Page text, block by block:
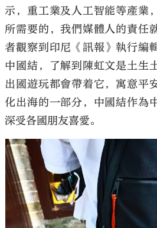
示，重工業及人工智能等產業
所需要的，我們媒體人的責任
者觀察到印尼《訊報》執行編
中國結，了解到陳虹文是土生
出國遊玩都會帶着它，寓意平
化出海的一部分，中國結作為
深受各國朋友喜愛。